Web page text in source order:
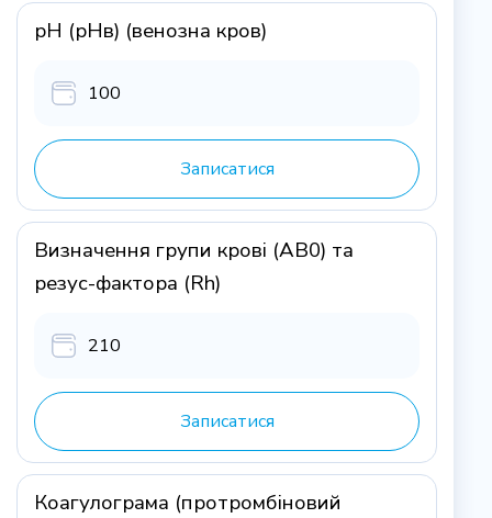
рН (рHв) (венозна кров)
100
Записатися
Визначення групи крові (AB0) та
резус-фактора (Rh)
210
Записатися
Коагулограма (протромбіновий